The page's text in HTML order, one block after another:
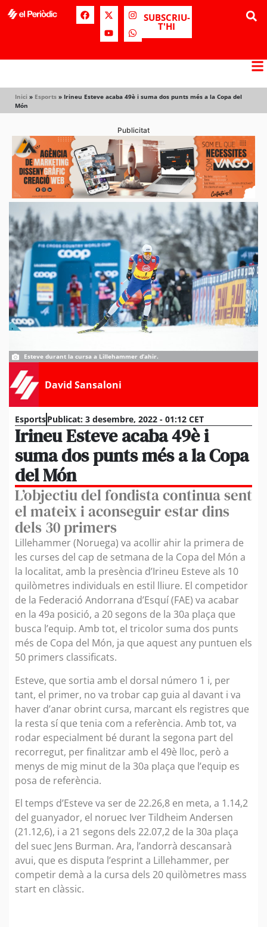
SUBSCRIU-
T'HI
Inici » Esports » Irineu Esteve acaba 49è i suma dos punts més a la Copa del
Món
Publicitat
Esteve durant la cursa a Lillehammer d’ahir.
David Sansaloni
EsportsPublicat: 3 desembre, 2022 - 01:12 CET
Irineu Esteve acaba 49è i
suma dos punts més a la Copa
del Món
L’objectiu del fondista continua sent
el mateix i aconseguir estar dins
dels 30 primers
Lillehammer (Noruega) va acollir ahir la primera de
les curses del cap de setmana de la Copa del Món a
la localitat, amb la presència d’Irineu Esteve als 10
quilòmetres individuals en estil lliure. El competidor
de la Federació Andorrana d’Esquí (FAE) va acabar
en la 49a posició, a 20 segons de la 30a plaça que
busca l’equip. Amb tot, el tricolor suma dos punts
més de Copa del Món, ja que aquest any puntuen els
50 primers classificats.
Esteve, que sortia amb el dorsal número 1 i, per
tant, el primer, no va trobar cap guia al davant i va
haver d’anar obrint cursa, marcant els registres que
la resta sí que tenia com a referència. Amb tot, va
rodar especialment bé durant la segona part del
recorregut, per finalitzar amb el 49è lloc, però a
menys de mig minut de la 30a plaça que l’equip es
posa de referència.
El temps d’Esteve va ser de 22.26,8 en meta, a 1.14,2
del guanyador, el noruec Iver Tildheim Andersen
(21.12,6), i a 21 segons dels 22.07,2 de la 30a plaça
del suec Jens Burman. Ara, l’andorrà descansarà
avui, que es disputa l’esprint a Lillehammer, per
competir demà a la cursa dels 20 quilòmetres mass
start en clàssic.